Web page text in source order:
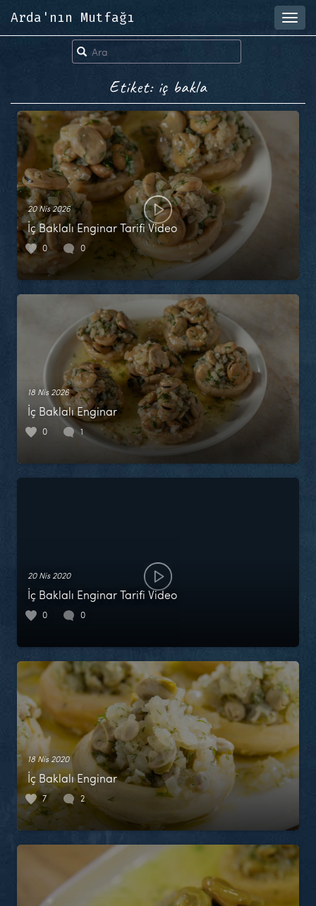
Arda'nın Mutfağı
Etiket: iç bakla
20 Nis 2026
İç Baklalı Enginar Tarifi Video
0 0
18 Nis 2026
İç Baklalı Enginar
0 1
20 Nis 2020
İç Baklalı Enginar Tarifi Video
0 0
18 Nis 2020
İç Baklalı Enginar
7 2